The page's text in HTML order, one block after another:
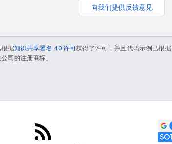
向我们提供反馈意见
根据知识共享署名 4.0 许可获得了许可，并且代码示例已根据
司的注册商标。